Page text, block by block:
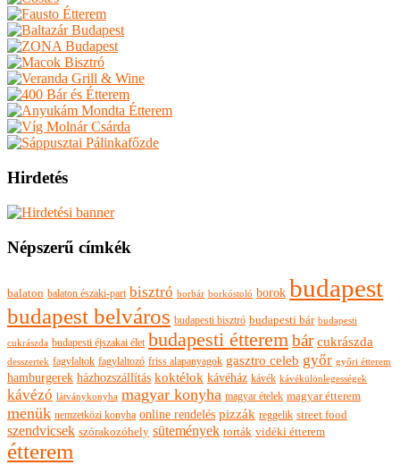
Hirdetés
Népszerű címkék
balaton balaton északi-part bisztró borbár borkóstoló borok budapest
budapest belváros budapesti bisztró budapesti bár budapesti
cukrászda budapesti éjszakai élet budapesti étterembár cukrászda
desszertek fagylaltok fagylaltozó friss alapanyagok gasztro celeb győr győri étterem
hamburgerek házhozszállítás koktélok kávéház kávék kávékülönlegességek
kávézó látványkonyha magyar konyha magyar ételek magyar étterem
menük nemzetközi konyha online rendelés pizzák reggelik street food
szendvicsek szórakozóhely sütemények torták vidéki étterem
étterem